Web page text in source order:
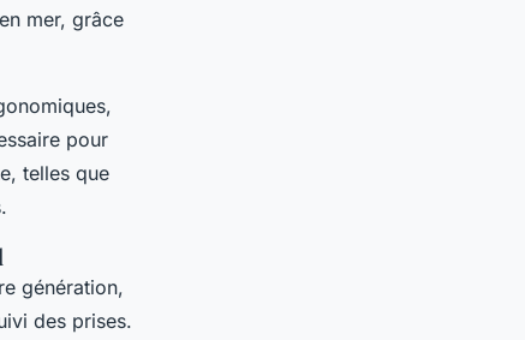
mer, grâce
pour
telles que
génération,
des prises.